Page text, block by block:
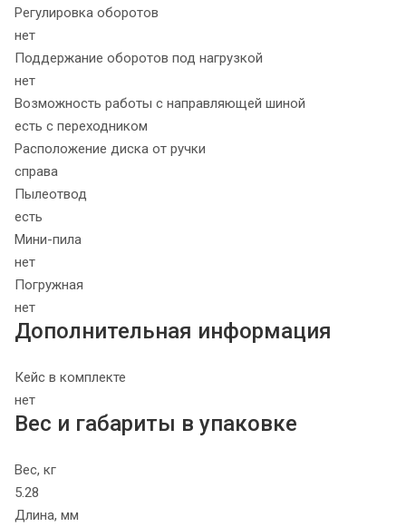
Регулировка оборотов
нет
Поддержание оборотов под нагрузкой
нет
Возможность работы с направляющей шиной
есть с переходником
Расположение диска от ручки
справа
Пылеотвод
есть
Мини-пила
нет
Погружная
нет
Дополнительная информация
Кейс в комплекте
нет
Вес и габариты в упаковке
Вес, кг
5.28
Длина, мм